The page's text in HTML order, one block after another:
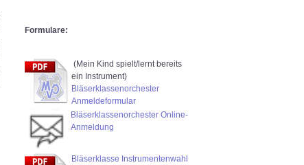
Formulare:
(Mein Kind spielt/lernt bereits
ein Instrument)
Bläserklassenorchester
Anmeldeformular
Bläserklassenorchester Online-
Anmeldung
Bläserklasse Instrumentenwahl